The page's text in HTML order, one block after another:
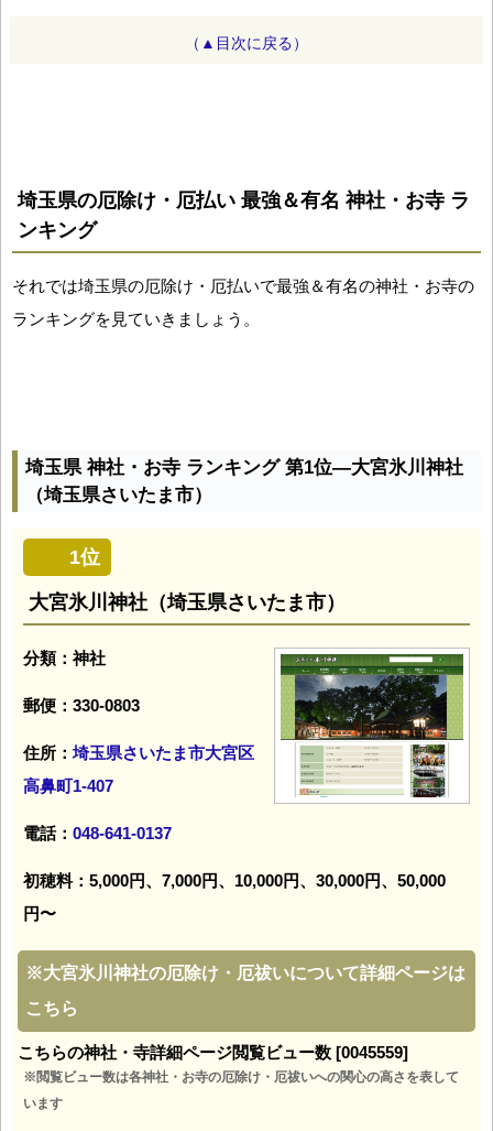
（▲目次に戻る）
埼玉県の厄除け・厄払い 最強＆有名 神社・お寺 ラ
ンキング
それでは埼玉県の厄除け・厄払いで最強＆有名の神社・お寺の
ランキングを見ていきましょう。
埼玉県 神社・お寺 ランキング 第1位―大宮氷川神社
（埼玉県さいたま市）
1位
大宮氷川神社（埼玉県さいたま市）
分類：神社
郵便：330-0803
住所：埼玉県さいたま市大宮区
高鼻町1-407
電話： 048-641-0137
初穂料：5,000円、7,000円、10,000円、30,000円、50,000
円〜
※大宮氷川神社の厄除け・厄祓いについて詳細ページは
こちら
こちらの神社・寺詳細ページ閲覧ビュー数 [0045559]
※閲覧ビュー数は各神社・お寺の厄除け・厄祓いへの関心の高さを表して
います